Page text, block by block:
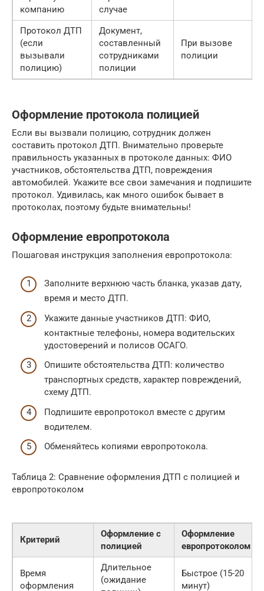
компанию
случае
Протокол ДТП
(если
вызывали
полицию)
Документ,
составленный
сотрудниками
полиции
При вызове
полиции
Оформление протокола полицией
Если вы вызвали полицию, сотрудник должен
составить протокол ДТП. Внимательно проверьте
правильность указанных в протоколе данных: ФИО
участников, обстоятельства ДТП, повреждения
автомобилей. Укажите все свои замечания и подпишите
протокол. Удивилась, как много ошибок бывает в
протоколах, поэтому будьте внимательны!
Оформление европротокола
Пошаговая инструкция заполнения европротокола:
Заполните верхнюю часть бланка, указав дату,
время и место ДТП.
Укажите данные участников ДТП: ФИО,
контактные телефоны, номера водительских
удостоверений и полисов ОСАГО.
Опишите обстоятельства ДТП: количество
транспортных средств, характер повреждений,
схему ДТП.
Подпишите европротокол вместе с другим
водителем.
Обменяйтесь копиями европротокола.
Таблица 2: Сравнение оформления ДТП с полицией и
европротоколом
Критерий
Оформление с
полицией
Оформление
европротоколом
Время
оформления
Длительное
(ожидание
Быстрое (15-20
минут)